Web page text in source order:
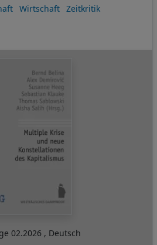
Wirtschaft
Zeitkritik
02.2026 , Deutsch